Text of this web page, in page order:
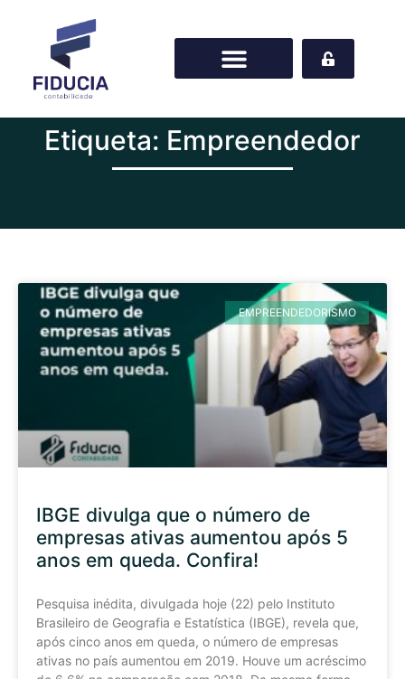
Etiqueta: Empreendedor
EMPREENDEDORISMO
IBGE divulga que o número de
empresas ativas aumentou após 5
anos em queda. Confira!
Pesquisa inédita, divulgada hoje (22) pelo Instituto
Brasileiro de Geografia e Estatística (IBGE), revela que,
após cinco anos em queda, o número de empresas
ativas no país aumentou em 2019. Houve um acréscimo